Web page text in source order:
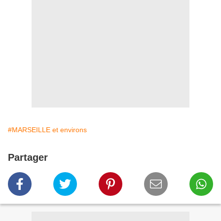
#MARSEILLE et environs
Partager